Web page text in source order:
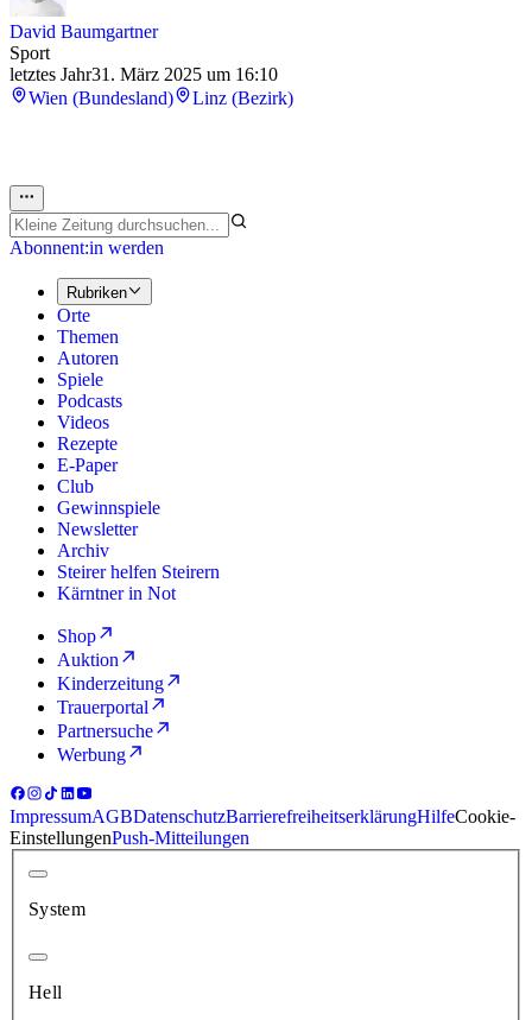
David Baumgartner
Sport
letztes Jahr31. März 2025 um 16:10
Wien (Bundesland)
Linz (Bezirk)
Abonnent:in werden
Rubriken
Orte
Themen
Autoren
Spiele
Podcasts
Videos
Rezepte
E-Paper
Club
Gewinnspiele
Newsletter
Archiv
Steirer helfen Steirern
Kärntner in Not
Shop
Auktion
Kinderzeitung
Trauerportal
Partnersuche
Werbung
ImpressumAGBDatenschutzBarrierefreiheitserklärungHilfeCookie-
EinstellungenPush-Mitteilungen
System
Hell